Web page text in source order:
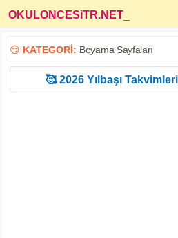
OKULONCESiTR.NET
😏 KATEGORİ: Boyama Sayfaları
🥰 2026 Yılbaşı